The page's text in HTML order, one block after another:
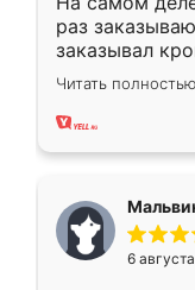
раз
заказывал
ребёнка при
заказал
хорошее
меньше,
Мне нравится
мебели буду
Читать полностью
6